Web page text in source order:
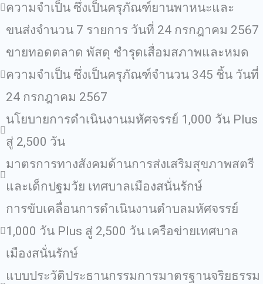
ความจำเป็น ซึ่งเป็นครุภัณฑ์ยานพาหนะและ
ขนส่งจำนวน 7 รายการ วันที่ 24 กรกฎาคม 2567
ขายทอดตลาด พัสดุ ชำรุดเสื่อมสภาพและหมด
ความจำเป็น ซึ่งเป็นครุภัณฑ์จำนวน 345 ชิ้น วันที่
24 กรกฎาคม 2567
นโยบายการดำเนินงานมหัศจรรย์ 1,000 วัน Plus
สู่ 2,500 วัน
มาตรการทางสังคมด้านการส่งเสริมสุขภาพสตรี
และเด็กปฐมวัย เทศบาลเมืองสนั่นรักษ์
การขับเคลื่อนการดำเนินงานตำบลมหัศจรรย์
1,000 วัน Plus สู่ 2,500 วัน เครือข่ายเทศบาล
เมืองสนั่นรักษ์
แบบประวัติประธานกรรมการมาตรฐานจริยธรรม